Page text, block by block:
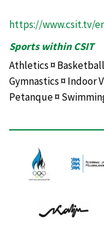
https://www.csit.tv/
Sports within CSIT
Athletics ¤
Gymnastics ¤ Indoor
Petanque ¤